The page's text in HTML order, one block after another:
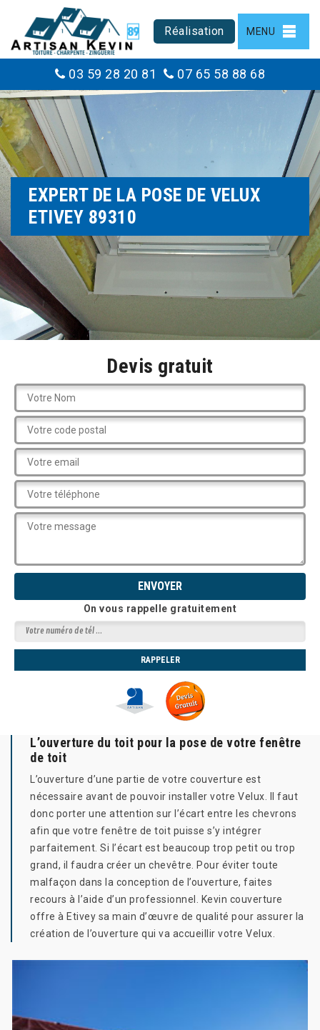
Réalisation MENU
03 59 28 20 81 07 65 58 88 68
EXPERT DE LA POSE DE VELUX
ETIVEY 89310
Devis gratuit
On vous rappelle gratuitement
L’ouverture du toit pour la pose de votre fenêtre
de toit
L’ouverture d’une partie de votre couverture est
nécessaire avant de pouvoir installer votre Velux. Il faut
donc porter une attention sur l’écart entre les chevrons
afin que votre fenêtre de toit puisse s’y intégrer
parfaitement. Si l’écart est beaucoup trop petit ou trop
grand, il faudra créer un chevêtre. Pour éviter toute
malfaçon dans la conception de l’ouverture, faites
recours à l’aide d’un professionnel. Kevin couverture
offre à Etivey sa main d’œuvre de qualité pour assurer la
création de l’ouverture qui va accueillir votre Velux.